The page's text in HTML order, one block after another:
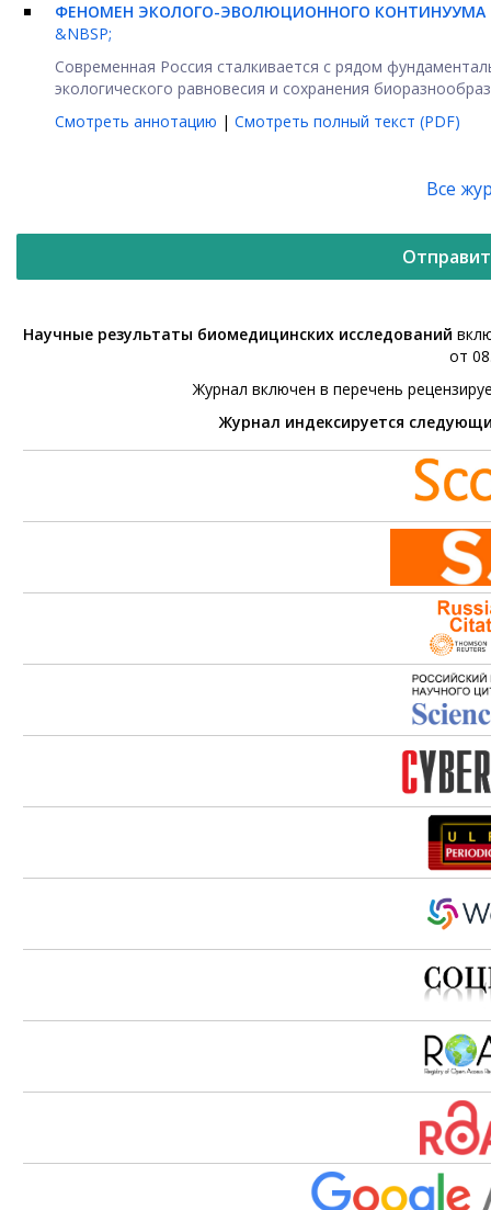
ФЕНОМЕН ЭКОЛОГО-ЭВОЛЮЦИОННОГО КОНТИНУУМА
&NBSP;
Современная Россия сталкивается с рядом
экологического равновесия и сохранения
Смотреть аннотацию | Смотреть полный текст (PDF)
Все
Научные результаты биомедицинских исследований
от
Журнал включен в перечень
Журнал индексируется